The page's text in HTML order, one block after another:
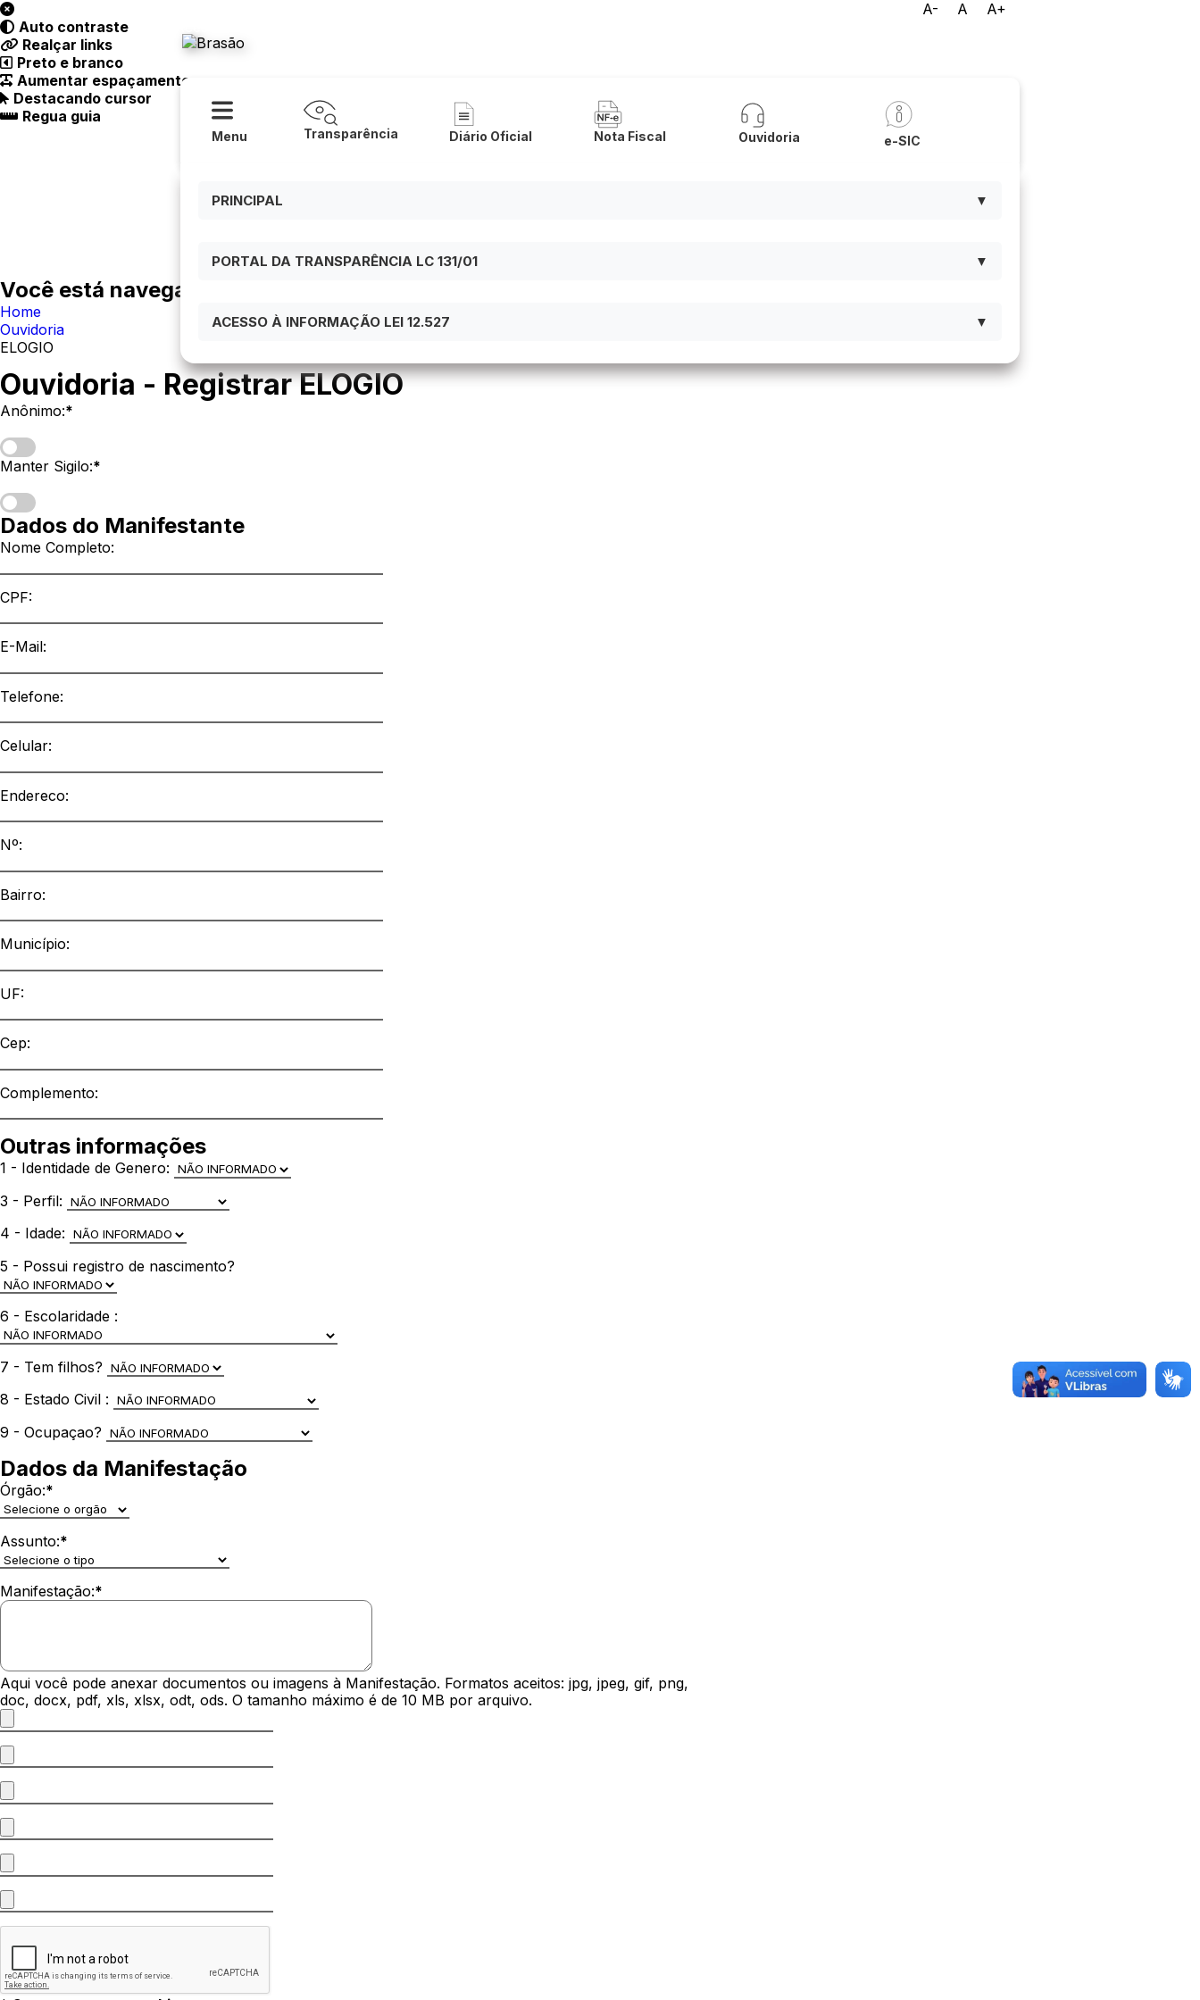
A- A
A+
Menu Transparência Diário Oficial Nota Fiscal Ouvidoria e-SIC
PRINCIPAL ▼
PORTAL DA TRANSPARÊNCIA LC 131/01 ▼
ACESSO À INFORMAÇÃO LEI 12.527 ▼
Auto contraste
Realçar links
Preto e branco
Aumentar espaçamento
Destacando cursor
Regua guia
Você está navegando em:
Home
Ouvidoria
ELOGIO
Ouvidoria - Registrar ELOGIO
Anônimo:*
Manter Sigilo:*
Dados do Manifestante
Nome Completo:
CPF:
E-Mail:
Telefone:
Celular:
Endereco:
Nº:
Bairro:
Município:
UF:
Cep:
Complemento:
Outras informações
1 - Identidade de Genero:
3 - Perfil:
4 - Idade:
5 - Possui registro de nascimento?
6 - Escolaridade :
7 - Tem filhos?
8 - Estado Civil :
9 - Ocupaçao?
Dados da Manifestação
Órgão:*
Assunto:*
Manifestação:*
Aqui você pode anexar documentos ou imagens à Manifestação. Formatos aceitos: jpg, jpeg, gif, png,
doc, docx, pdf, xls, xlsx, odt, ods. O tamanho máximo é de 10 MB por arquivo.